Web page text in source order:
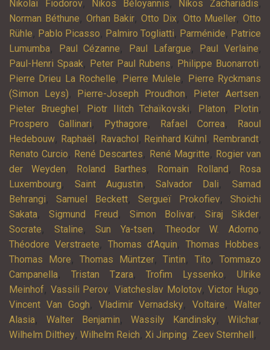
Nikolaï Fiodorov, Nikos Béloyannis, Níkos Zachariádis,
Norman Béthune, Orhan Bakir, Otto Dix, Otto Mueller, Otto
Rühle, Pablo Picasso, Palmiro Togliatti, Parménide, Patrice
Lumumba, Paul Cézanne, Paul Lafargue, Paul Verlaine,
Paul-Henri Spaak, Peter Paul Rubens, Philippe Buonarroti,
Pierre Drieu La Rochelle, Pierre Mulele,
Pierre Ryckmans
(Simon Leys), Pierre-Joseph Proudhon, Pieter Aertsen,
Pieter Brueghel , Piotr Ilitch Tchaïkovski, Platon, Plotin,
Prospero Gallinari, Pythagore, Rafael Correa,
Raoul
Hedebouw, Raphaël , Ravachol , Reinhard Kühnl , Rembrandt,
Renato Curcio, René Descartes, René Magritte, Rogier van
der Weyden, Roland Barthes, Romain Rolland ,
Rosa
Luxembourg, Saint Augustin,Salvador Dali,Samad
Behrangi,Samuel Beckett,Sergueï Prokofiev,Shoichi
Sakata, Sigmund Freud , Simon Bolivar, Siraj Sikder,
Socrate, Staline,Sun Ya-tsen, Theodor W. Adorno,
Théodore Verstraete, Thomas d’Aquin, Thomas Hobbes,
Thomas More, Thomas Müntzer, Tintin, Tito, Tommazo
Campanella, Tristan Tzara,Trofim Lyssenko,Ulrike
Meinhof, Vassili Perov,Viatcheslav Molotov,Victor Hugo,
Vincent Van Gogh, Vladimir Vernadsky,Voltaire,Walter
Alasia, Walter Benjamin,Wassily Kandinsky,Wilchar,
Wilhelm Dilthey, Wilhelm Reich, Xi Jinping, Zeev Sternhell ,